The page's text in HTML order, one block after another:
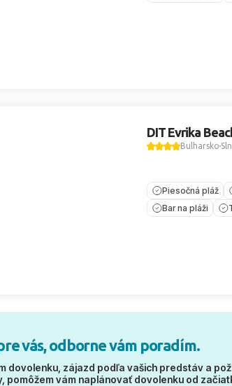
DIT Evrika
Bulharsko
Piesočná pláž
Bar na pláži
vás, odborne vám poradím.
dovolenku, zájazd podľa vašich predstáv a
pomôžem vám naplánovať dovolenku od